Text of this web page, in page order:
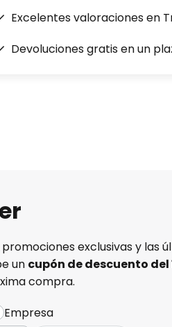
Excelentes valoraciones en
Devoluciones gratis en un
exclusivas y las
un cupón de descuento del
compra.
Empresa